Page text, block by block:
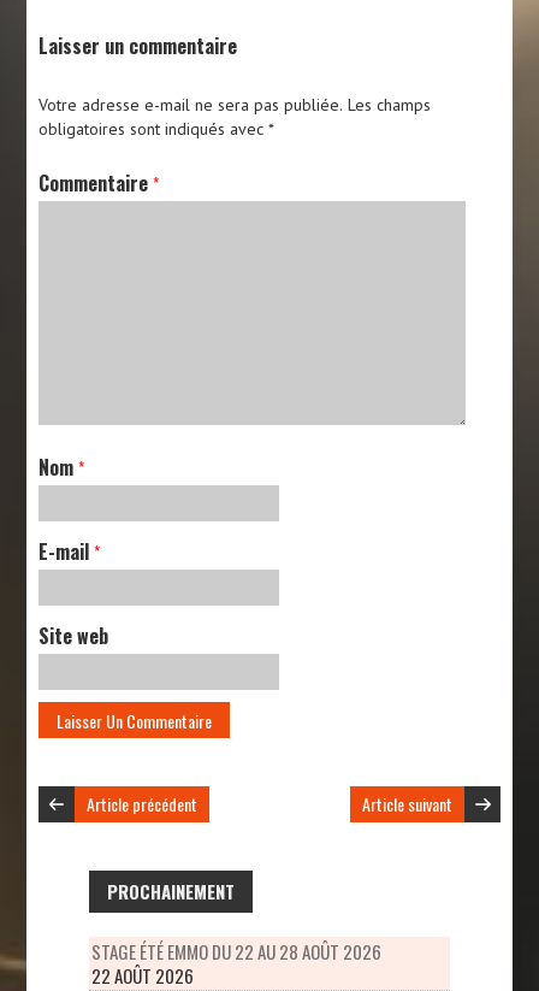
Laisser un commentaire
Votre adresse e-mail ne sera pas publiée. Les champs
obligatoires sont indiqués avec*
Commentaire*
Nom*
E-mail*
Site web
Article précédent Article suivant
PROCHAINEMENT
STAGE ÉTÉ EMMO DU 22 AU 28 AOÛT 2026
22 AOÛT 2026